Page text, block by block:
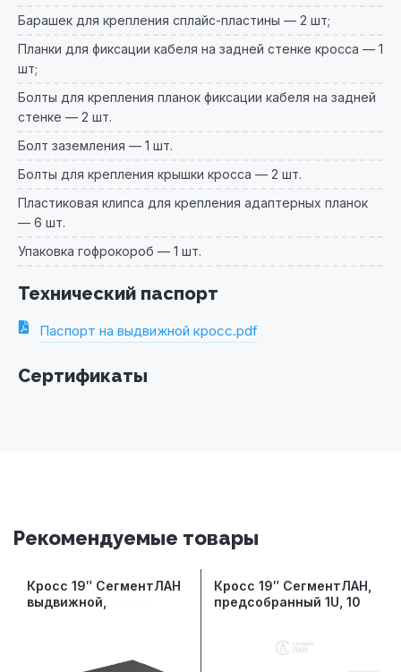
Барашек для крепления сплайс-пластины — 2 шт;
Планки для фиксации кабеля на задней стенке кросса — 1
шт;
Болты для крепления планок фиксации кабеля на задней
стенке — 2 шт.
Болт заземления — 1 шт.
Болты для крепления крышки кросса — 2 шт.
Пластиковая клипса для крепления адаптерных планок
— 6 шт.
Упаковка гофрокороб — 1 шт.
Технический паспорт
Паспорт на выдвижной кросс.pdf
Сертификаты
Рекомендуемые товары
Кросс 19″ СегментЛАН
выдвижной,
(сплошная панель,
Кросс 19″ СегментЛАН,
предсобранный 1U, 10